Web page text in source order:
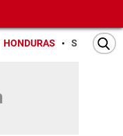
HONDURAS SAN PEDRO